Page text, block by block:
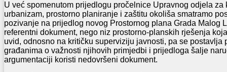
U već spomenutom prijedlogu pročelnice Upravnog odjela za
urbanizam, prostorno planiranje i zaštitu okoliša smatramo
pozivanje na prijedlog novog Prostornog plana Grada Malog
referentni dokument, nego niz prostorno-planskih rješenja
uvid, odnosno na kritičku superviziju javnosti, pa se postavlja
građanima o važnosti njihovih primjedbi i prijedloga šalje
argumentaciji koristi nedovršeni dokument.